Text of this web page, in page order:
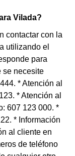
Vilada?
contactar con la
utilizando el
para
se necesite
* Atención al
* Atención al
607 123 000. *
* Información
al cliente en
de teléfono